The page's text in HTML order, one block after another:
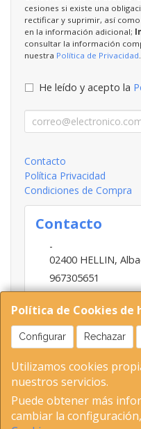
Política de Cookies de
Configurar Rechazar
Utilizamos cookies
nuestros servicios.
Puede obtener más
cambiar la
cesiones si existe una
rectificar y suprimir, así
en la información adicional;
consultar la información
nuestra Política de Privacidad
He leído y acepto la
Contacto
Política Privacidad
Condiciones de Compra
Contacto
-
02400 HELLIN,
967305651
INFO@HELLIN.COM
Horario
09:00-13:30; 16:30-
02400 Hellin (Albacete ) Tel